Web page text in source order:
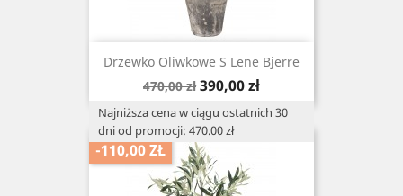
Drzewko Oliwkowe S Lene Bjerre
Cena
470,00 zł Cena
390,00 zł
Najniższa cena w ciągu ostatnich 30
dni od promocji: 470.00 zł
-110,00 ZŁ